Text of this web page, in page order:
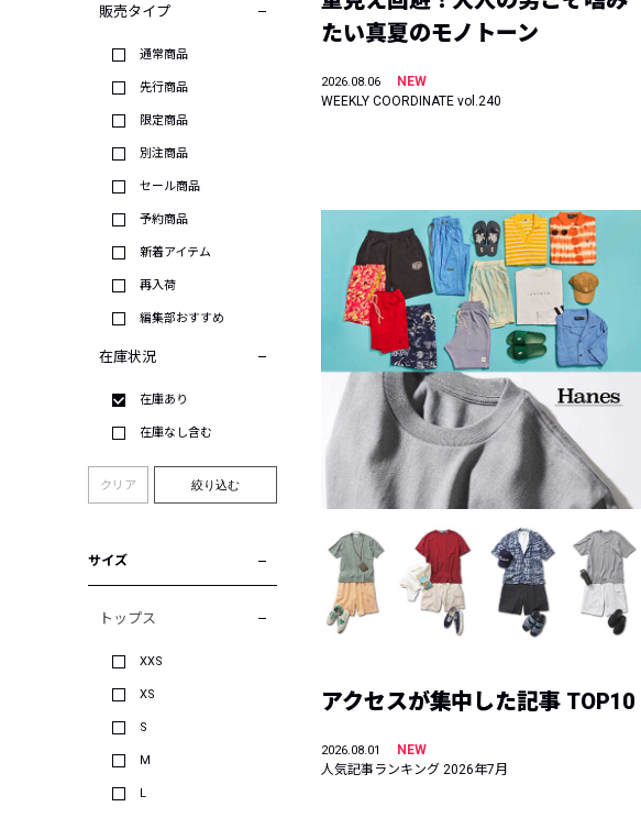
販売タイプ
通常商品
先行商品
限定商品
別注商品
セール商品
予約商品
新着アイテム
再入荷
編集部おすすめ
在庫状況
在庫あり
在庫なし含む
クリア 絞り込む
サイズ
トップス
XXS
XS
S
M
L
たい真夏のモノトーン
2026.08.06
NEW
WEEKLY COORDINATE vol.240
アクセスが集中した記事 TOP10
2026.08.01
NEW
人気記事ランキング 2026年7月